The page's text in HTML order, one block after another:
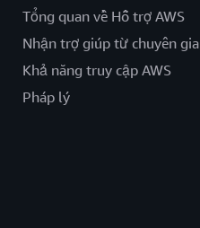
Tổng quan về Hỗ trợ AWS
Nhận trợ giúp từ chuyên gia
Khả năng truy cập AWS
Pháp lý